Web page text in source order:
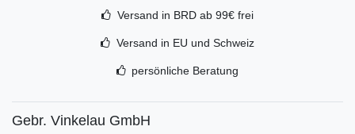
Versand in BRD ab 99€ frei
Versand in EU und Schweiz
persönliche Beratung
Gebr. Vinkelau GmbH